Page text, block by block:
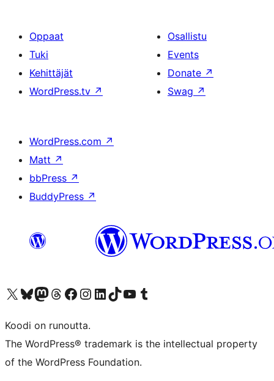
Oppaat
Tuki
Kehittäjät
WordPress.tv ↗
Osallistu
Events
Donate ↗
Swag ↗
WordPress.com ↗
Matt ↗
bbPress ↗
BuddyPress ↗
Visit our X (formerly Twitter) account
Visit our Bluesky account
Visit our Mastodon account
Visit our Threads account
Visit our Facebook page
Visit our Instagram account
Visit our LinkedIn account
Visit our TikTok account
Näytä YouTube-kanava
Visit our Tumblr account
Koodi on runoutta.
The WordPress® trademark is the intellectual property
of the WordPress Foundation.